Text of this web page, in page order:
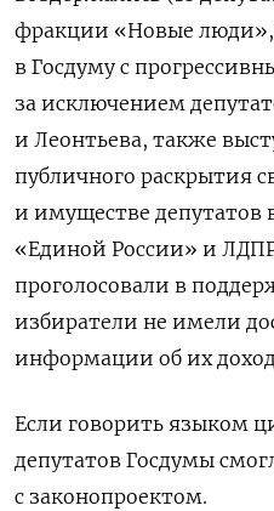
фракции «Новые
в Госдуму с
за исключением
и Леонтьева, также
публичного раскрытия
и имуществе депутатов
«Единой России» и
проголосовали в
избиратели не имели
информации об их
Если говорить языком
депутатов Госдумы
с законопроектом.